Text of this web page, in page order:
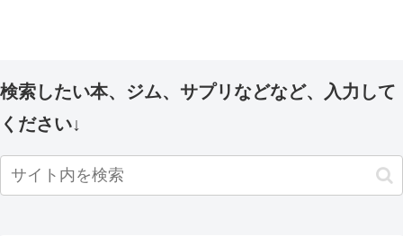
検索したい本、ジム、サプリなどなど、入力して
ください↓